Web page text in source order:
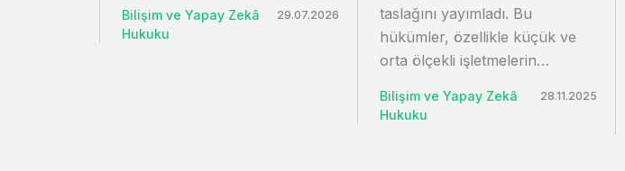
Bilişim ve Yapay Zekâ
Hukuku
29.07.2026
taslağını yayımladı. Bu
hükümler, özellikle küçük ve
orta ölçekli işletmelerin…
Bilişim ve Yapay Zekâ
Hukuku
28.11.2025